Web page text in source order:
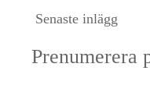
Senaste inlägg
Prenumerera